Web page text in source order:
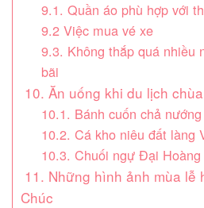
9.1. Quần áo phù hợp với
9.2 Việc mua vé xe
9.3. Không thắp quá nhiều
bãi
10. Ăn uống khi du lịch
10.1. Bánh cuốn chả
10.2. Cá kho niêu đất làng
10.3. Chuối ngự Đại Hoàng
11. Những hình ảnh mùa lễ
Chúc